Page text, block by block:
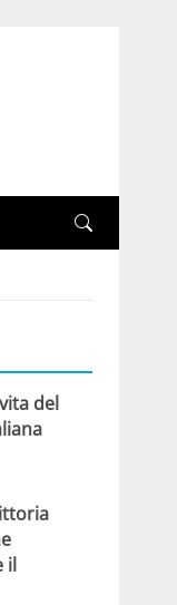
del
il